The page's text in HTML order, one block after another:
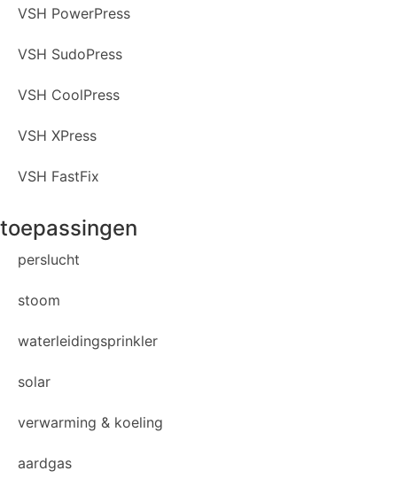
VSH PowerPress
VSH SudoPress
VSH CoolPress
VSH XPress
VSH FastFix
toepassingen
perslucht
stoom
waterleidingsprinkler
solar
verwarming & koeling
aardgas